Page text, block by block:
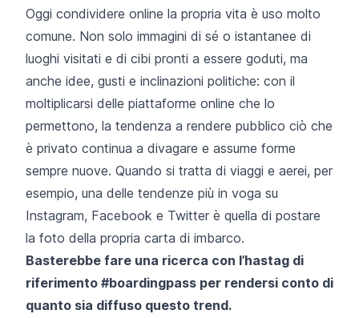
Oggi condividere online la propria vita è uso molto
comune. Non solo immagini di sé o istantanee di
luoghi visitati e di cibi pronti a essere goduti, ma
anche idee, gusti e inclinazioni politiche: con il
moltiplicarsi delle piattaforme online che lo
permettono, la tendenza a rendere pubblico ciò che
è privato continua a divagare e assume forme
sempre nuove. Quando si tratta di viaggi e aerei, per
esempio, una delle tendenze più in voga su
Instagram, Facebook e Twitter è quella di postare
la foto della propria carta di imbarco.
Basterebbe fare una ricerca con l’hastag di
riferimento #boardingpass per rendersi conto di
quanto sia diffuso questo trend.